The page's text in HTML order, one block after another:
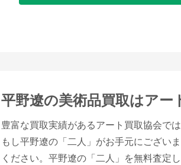
平野遼の美術品買取はアー
豊富な買取実績があるアート買取協会で
もし平野遼の「二人」がお手元にござい
ください。平野遼の「二人」を無料査定